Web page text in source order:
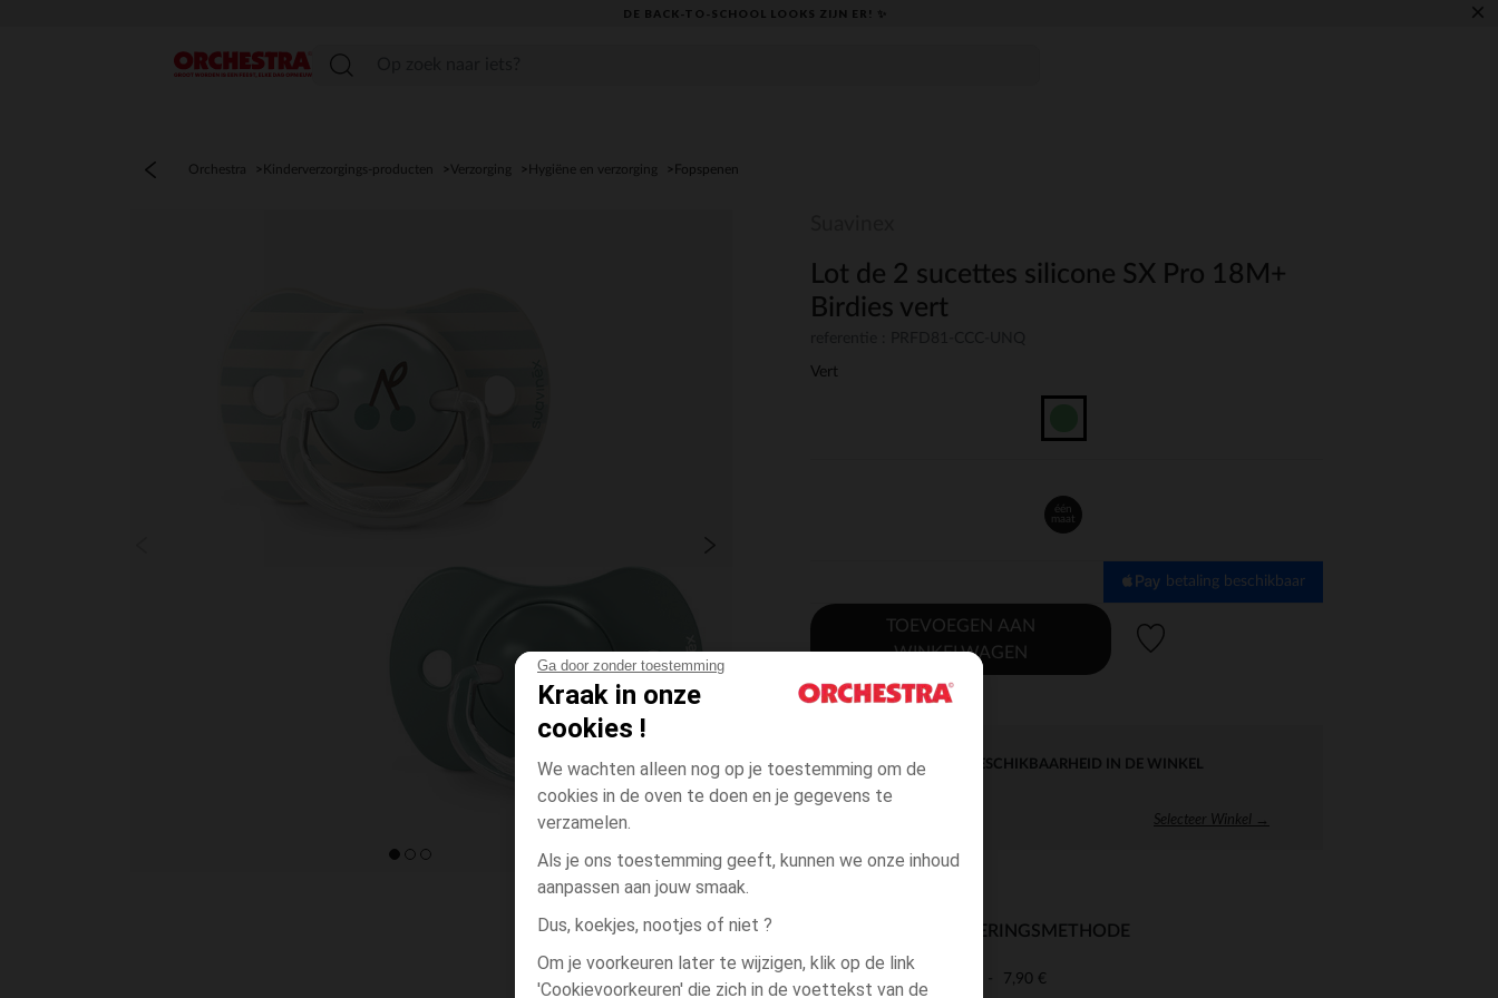
Ga door zonder toestemming
Kraak in onze
cookies !
We wachten alleen nog op je toestemming om de
cookies in de oven te doen en je gegevens te
verzamelen.
Als je ons toestemming geeft, kunnen we onze inhoud
aanpassen aan jouw smaak.
Dus, koekjes, nootjes of niet ?
Om je voorkeuren later te wijzigen, klik op de link
'Cookievoorkeuren' die zich in de voettekst van de
DE BACK-TO-SCHOOL LOOKS ZIJN ER! ✨ ×
menu
Orchestra Kinderverzorgings-producten Verzorging Hygiëne en verzorging Fopspenen
Lot de 2 sucettes silicone SX Pro 18M+
Birdies vert
Vert
één
maat
betaling beschikbaar
TOEVOEGEN AAN
WINKELWAGEN
DIRECTE BESCHIKBAARHEID IN DE WINKEL
Selecteer Winkel →
BESCHIKBAARE LEVERINGSMETHODE
levering aan huis 7,90 €